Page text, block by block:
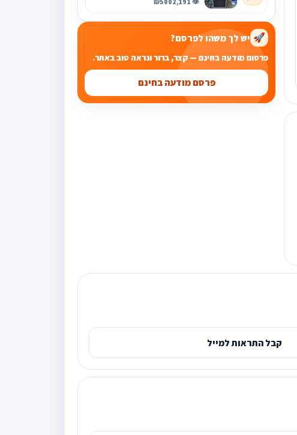
🚀 יש לך משהו לפרסם?
פרסום מודעה בחינם — קצר, ברור ונראה טוב באתר.
פרסם מודעה בחינם
קבל התראות למייל